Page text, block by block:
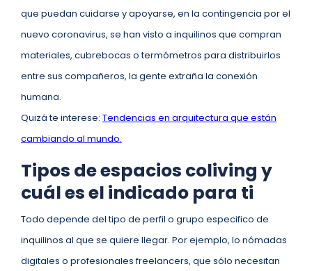
que puedan cuidarse y apoyarse, en la contingencia por el
nuevo coronavirus, se han visto a inquilinos que compran
materiales, cubrebocas o termómetros para distribuirlos
entre sus compañeros, la gente extraña la conexión
humana.
Quizá te interese: Tendencias en arquitectura que están
cambiando al mundo.
Tipos de espacios coliving y
cuál es el indicado para ti
Todo depende del tipo de perfil o grupo especifico de
inquilinos al que se quiere llegar. Por ejemplo, lo nómadas
digitales o profesionales freelancers, que sólo necesitan